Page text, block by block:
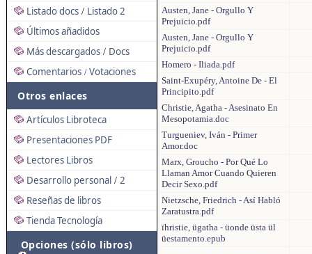
Listado docs / Listado 2
Últimos añadidos
Más descargados / Docs
Comentarios / Votaciones
Otros enlaces
Artículos Libroteca
Presentaciones PDF
Lectores Libros
Desarrollo personal / 2
Reseñas de libros
Tienda Tecnología
Opciones (sólo libros)
Austen, Jane - Orgullo Y
Prejuicio.pdf
Austen, Jane - Orgullo Y
Prejuicio.pdf
Homero - Iliada.pdf
Saint-Exupéry, Antoine De - El
Principito.pdf
Christie, Agatha - Asesinato En
Mesopotamia.doc
Turgueniev, Iván - Primer
Amor.doc
Marx, Groucho - Por Qué Lo
Llaman Amor Cuando Quieren
Decir Sexo.pdf
Nietzsche, Friedrich - Así Habló
Zaratustra.pdf
ïhristie, ügatha - üonde üsta ül
üestamento.epub